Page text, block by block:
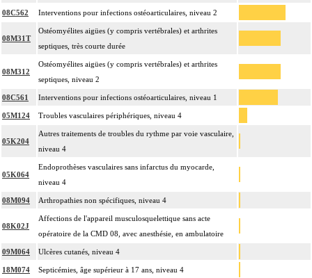
08C562 Interventions pour infections ostéoarticulaires, niveau 2
08M31T
Ostéomyélites aigües (y compris vertébrales) et arthrites
septiques, très courte durée
08M312
Ostéomyélites aigües (y compris vertébrales) et arthrites
septiques, niveau 2
08C561 Interventions pour infections ostéoarticulaires, niveau 1
05M124 Troubles vasculaires périphériques, niveau 4
05K204
Autres traitements de troubles du rythme par voie vasculaire,
niveau 4
05K064
Endoprothèses vasculaires sans infarctus du myocarde,
niveau 4
08M094 Arthropathies non spécifiques, niveau 4
08K02J
Affections de l'appareil musculosquelettique sans acte
opératoire de la CMD 08, avec anesthésie, en ambulatoire
09M064 Ulcères cutanés, niveau 4
18M074 Septicémies, âge supérieur à 17 ans, niveau 4